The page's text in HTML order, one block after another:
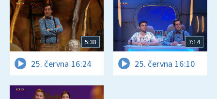
5:38
25. června 16:24
7:14
25. června 16:10